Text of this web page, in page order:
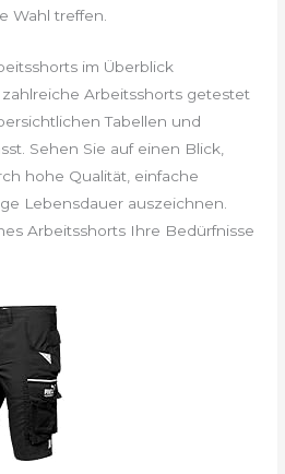
Wahl treffen.
im Überblick
Arbeitsshorts getestet
Tabellen und
Sehen Sie auf einen Blick,
hohe Qualität, einfache
Lebensdauer auszeichnen.
Arbeitsshorts Ihre Bedürfnisse